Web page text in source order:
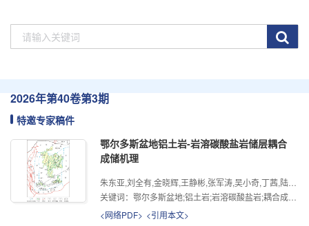
2026年第40卷第3期
特邀专家稿件
鄂尔多斯盆地铝土岩-岩溶碳酸盐岩储层耦合
成储机理
关键词： 鄂尔多斯盆地;铝土岩;岩溶碳酸盐岩;耦合成储;氦气;成藏特征
<网络PDF> <引用本文>